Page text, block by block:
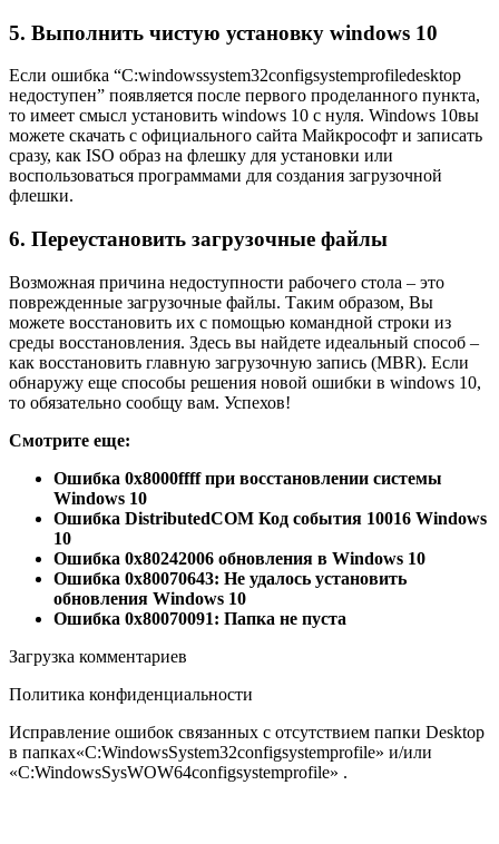
5. Выполнить чистую установку windows 10
Если ошибка “C:windowssystem32configsystemprofiledesktop
недоступен” появляется после первого проделанного пункта,
то имеет смысл установить windows 10 с нуля. Windows 10вы
можете скачать с официального сайта Майкрософт и записать
сразу, как ISO образ на флешку для установки или
воспользоваться программами для создания загрузочной
флешки.
6. Переустановить загрузочные файлы
Возможная причина недоступности рабочего стола – это
поврежденные загрузочные файлы. Таким образом, Вы
можете восстановить их с помощью командной строки из
среды восстановления. Здесь вы найдете идеальный способ –
как восстановить главную загрузочную запись (MBR). Если
обнаружу еще способы решения новой ошибки в windows 10,
то обязательно сообщу вам. Успехов!
Смотрите еще:
Ошибка 0x8000ffff при восстановлении системы
Windows 10
Ошибка DistributedCOM Код события 10016 Windows
10
Ошибка 0x80242006 обновления в Windows 10
Ошибка 0x80070643: Не удалось установить
обновления Windows 10
Ошибка 0x80070091: Папка не пуста
Загрузка комментариев
Политика конфиденциальности
Исправление ошибок связанных с отсутствием папки Desktop
в папках«C:WindowsSystem32configsystemprofile» и/или
«C:WindowsSysWOW64configsystemprofile» .